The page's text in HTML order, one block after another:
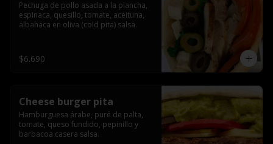
Pechuga de pollo asada a la plancha,
espinaca, quesillo, tomate, aceituna,
albahaca en oliva (cold pita) salsa.
$6.690
Cheese burger pita
Hamburguesa árabe, puré de palta,
tomate, queso fundido, pepinillo y
barbacoa casera salsa.